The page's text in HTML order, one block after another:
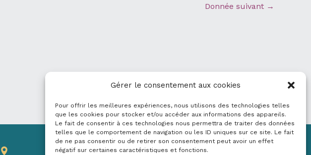
Gérer le consentement aux cookies
Pour offrir les meilleures expériences, nous utilisons des technologies telles
que les cookies pour stocker et/ou accéder aux informations des appareils.
Le fait de consentir à ces technologies nous permettra de traiter des données
telles que le comportement de navigation ou les ID uniques sur ce site. Le fait
de ne pas consentir ou de retirer son consentement peut avoir un effet
négatif sur certaines caractéristiques et fonctions.
Donnée suivant →
Mentions légales